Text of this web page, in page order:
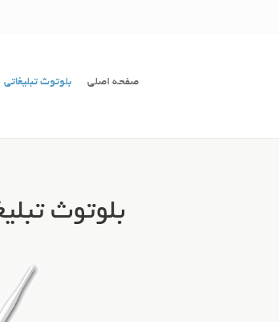
صفحه اصلی بلوتوث تبلیغاتی
بلوتوث